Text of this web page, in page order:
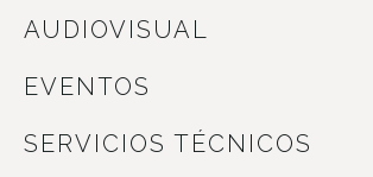
AUDIOVISUAL
EVENTOS
SERVICIOS TÉCNICOS